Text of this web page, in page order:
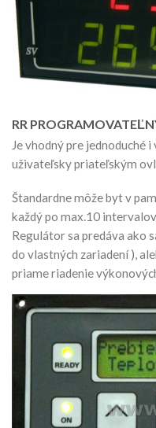
RR
Je vhodný pre jednoduché
uživateľsky priateľským
Štandardne môže byt v
každý po max.10
Regulátor sa predáva ako
do vlastných zariadení ),
priame riadenie